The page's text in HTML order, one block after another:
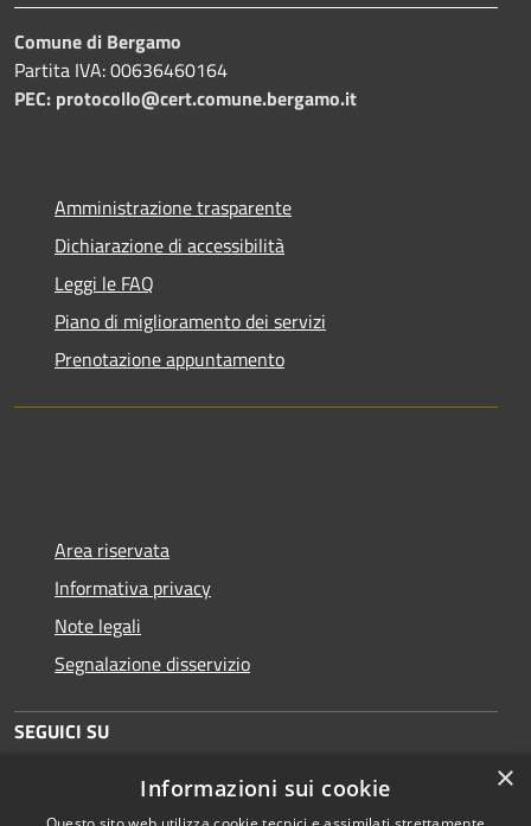
Comune di Bergamo
Partita IVA: 00636460164
PEC: protocollo@cert.comune.bergamo.it
Amministrazione trasparente
Dichiarazione di accessibilità
Leggi le FAQ
Piano di miglioramento dei servizi
Prenotazione appuntamento
Area riservata
Informativa privacy
Note legali
Segnalazione disservizio
SEGUICI SU
TwitterYoutubeInstagramTelegram ×
Informazioni sui cookie